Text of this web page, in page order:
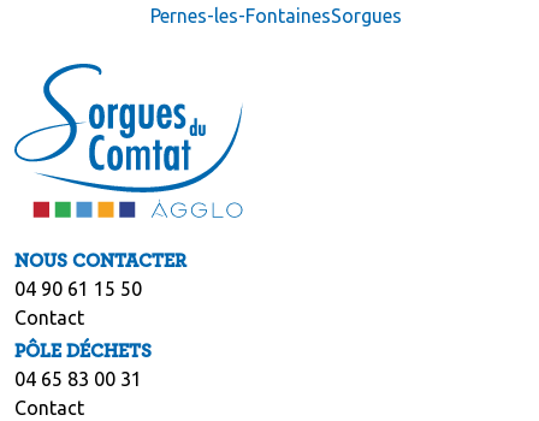
Pernes-les-FontainesSorgues
NOUS CONTACTER
04 90 61 15 50
Contact
PÔLE DÉCHETS
04 65 83 00 31
Contact